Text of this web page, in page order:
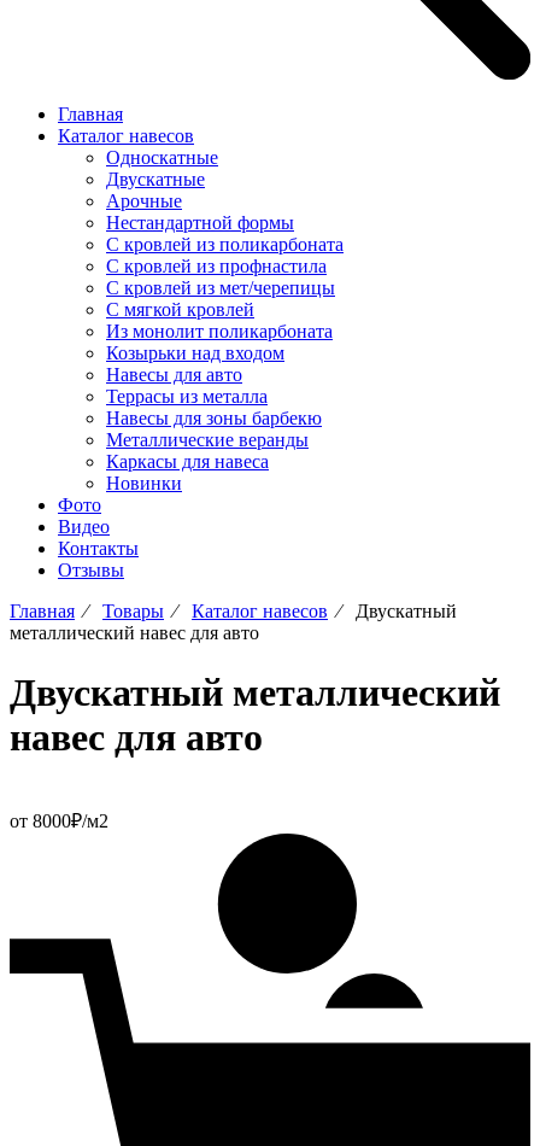
Главная
Каталог навесов
Односкатные
Двускатные
Арочные
Нестандартной формы
С кровлей из поликарбоната
С кровлей из профнастила
С кровлей из мет/черепицы
С мягкой кровлей
Из монолит поликарбоната
Козырьки над входом
Навесы для авто
Террасы из металла
Навесы для зоны барбекю
Металлические веранды
Каркасы для навеса
Новинки
Фото
Видео
Контакты
Отзывы
Главная ⁄ Товары ⁄ Каталог навесов ⁄ Двускатный
металлический навес для авто
Двускатный металлический
навес для авто
от 8000₽/м2